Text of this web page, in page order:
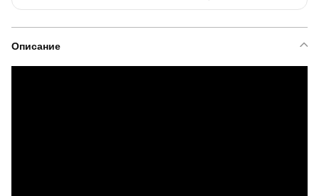
Описание